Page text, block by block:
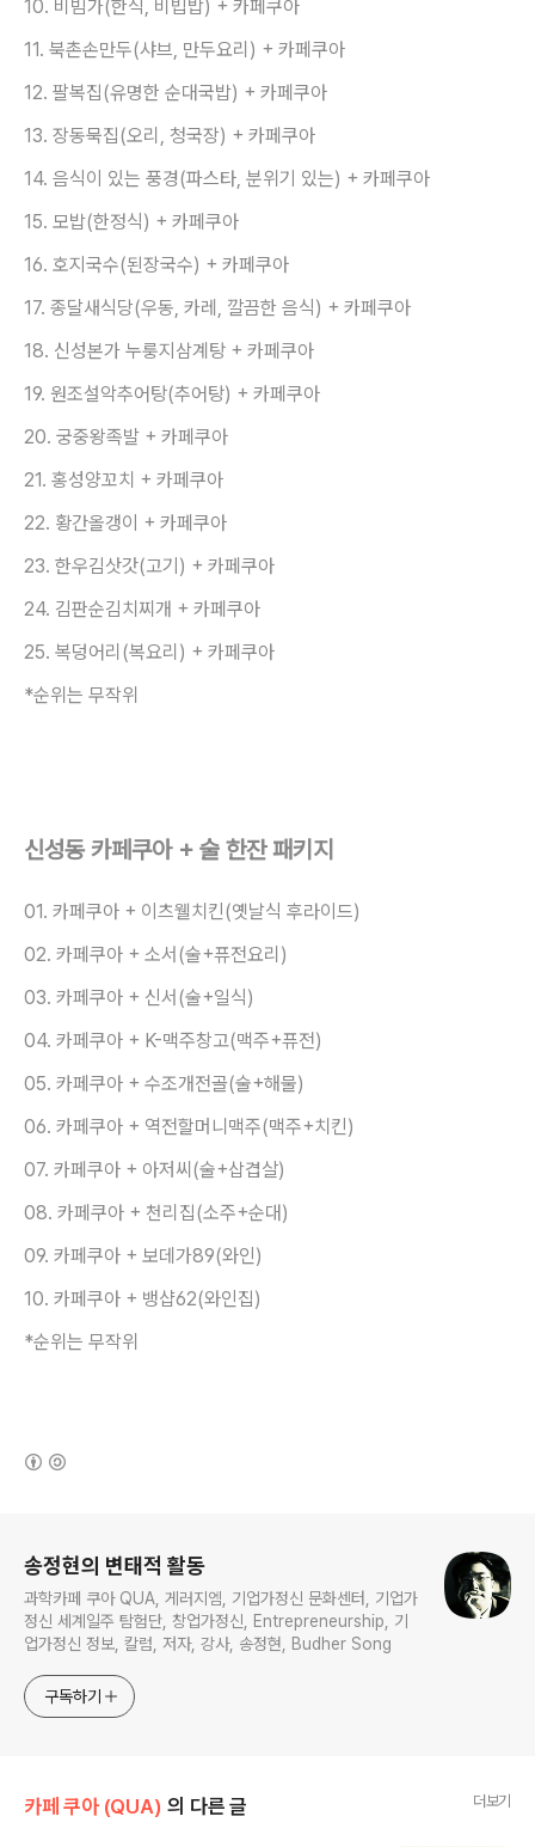
10. 비빔가(한식, 비빕밥) + 카페쿠아
11. 북촌손만두(샤브, 만두요리) + 카페쿠아
12. 팔복집(유명한 순대국밥) + 카페쿠아
13. 장동묵집(오리, 청국장) + 카페쿠아
14. 음식이 있는 풍경(파스타, 분위기 있는) + 카페쿠아
15. 모밥(한정식) + 카페쿠아
16. 호지국수(된장국수) + 카페쿠아
17. 종달새식당(우동, 카레, 깔끔한 음식) + 카페쿠아
18. 신성본가 누룽지삼계탕 + 카페쿠아
19. 원조설악추어탕(추어탕) + 카페쿠아
20. 궁중왕족발 + 카페쿠아
21. 홍성양꼬치 + 카페쿠아
22. 황간올갱이 + 카페쿠아
23. 한우김삿갓(고기) + 카페쿠아
24. 김판순김치찌개 + 카페쿠아
25. 복덩어리(복요리) + 카페쿠아
*순위는 무작위
신성동 카페쿠아 + 술 한잔 패키지
01. 카페쿠아 + 이츠웰치킨(옛날식 후라이드)
02. 카페쿠아 + 소서(술+퓨전요리)
03. 카페쿠아 + 신서(술+일식)
04. 카페쿠아 + K-맥주창고(맥주+퓨전)
05. 카페쿠아 + 수조개전골(술+해물)
06. 카페쿠아 + 역전할머니맥주(맥주+치킨)
07. 카페쿠아 + 아저씨(술+삽겹살)
08. 카페쿠아 + 천리집(소주+순대)
09. 카페쿠아 + 보데가89(와인)
10. 카페쿠아 + 뱅샵62(와인집)
*순위는 무작위
송정현의 변태적 활동
과학카페 쿠아 QUA, 게러지엠, 기업가정신 문화센터, 기업가
정신 세계일주 탐험단, 창업가정신, Entrepreneurship, 기
업가정신 정보, 칼럼, 저자, 강사, 송정현, Budher Song
구독하기
카페 쿠아 (QUA) 의 다른 글 더보기